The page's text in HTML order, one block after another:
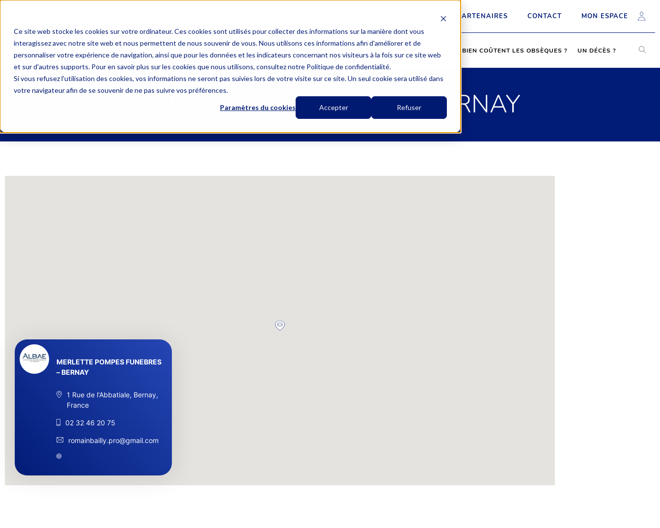
Ce site web stocke les cookies sur votre ordinateur. Ces cookies sont utilisés pour collecter des informations sur la manière dont vous
interagissez avec notre site web et nous permettent de nous souvenir de vous. Nous utilisons ces informations afin d'améliorer et de
personnaliser votre expérience de navigation, ainsi que pour les données et les indicateurs concernant nos visiteurs à la fois sur ce site web
et sur d'autres supports. Pour en savoir plus sur les cookies que nous utilisons, consultez notre Politique de confidentialité.
Si vous refusez l'utilisation des cookies, vos informations ne seront pas suivies lors de votre visite sur ce site. Un seul cookie sera utilisé dans
votre navigateur afin de se souvenir de ne pas suivre vos préférences.
Paramètres du cookies Accepter Refuser
PARTENAIRES CONTACT MON ESPACE
COMBIEN COÛTENT LES OBSÈQUES ? UN DÉCÈS ?
MERLETTE POMPES FUNEBRES – BERNAY
MERLETTE POMPES FUNEBRES
– BERNAY
1 Rue de l'Abbatiale, Bernay,
France
02 32 46 20 75
romainbailly.pro@gmail.com